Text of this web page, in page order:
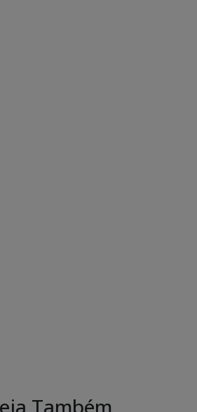
Também